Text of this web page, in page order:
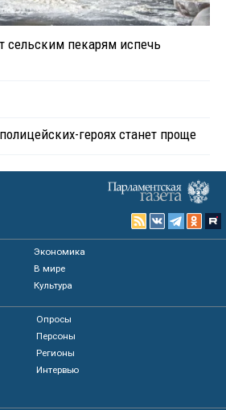
сельским пекарям испечь
героях станет проще
Экономика
В мире
Культура
Опросы
Персоны
Регионы
Интервью